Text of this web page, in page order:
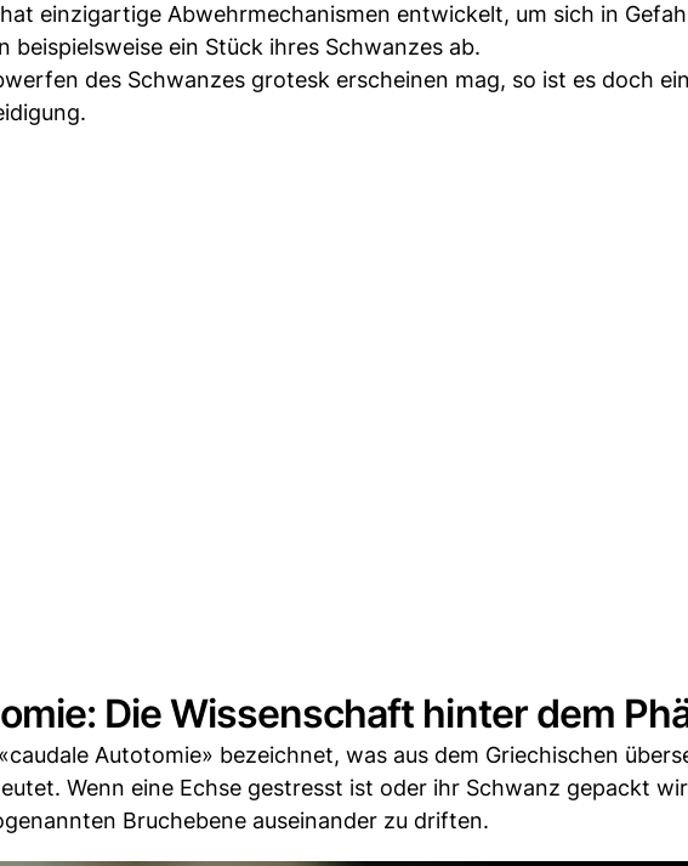
einzigartige Abwehrmechanismen entwickelt, um sich in
beispielsweise ein Stück ihres Schwanzes ab.
des Schwanzes grotesk erscheinen mag, so ist es doch
Die Wissenschaft hinter dem
Autotomie» bezeichnet, was aus dem Griechischen
Wenn eine Echse gestresst ist oder ihr Schwanz gepackt
Bruchebene auseinander zu driften.